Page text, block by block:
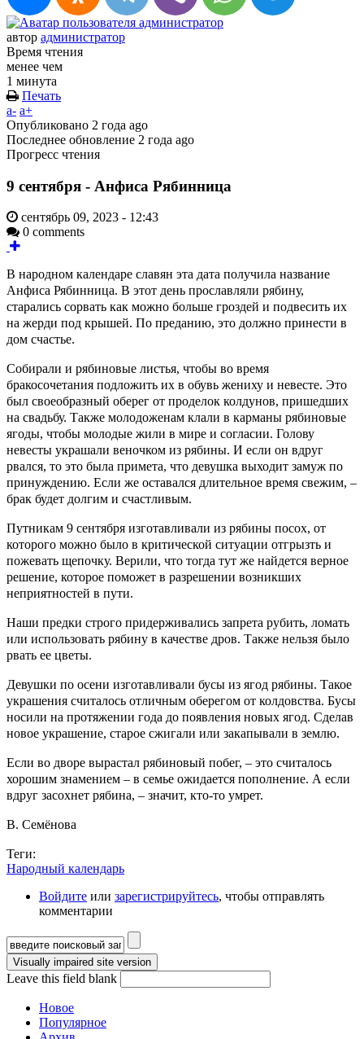
автор администратор
Время чтения
менее чем
1 минута
Печать
a- a+
Опубликовано 2 года ago
Последнее обновление 2 года ago
Прогресс чтения
9 сентября - Анфиса Рябинница
сентябрь 09, 2023 - 12:43
0 comments
В народном календаре славян эта дата получила название
Анфиса Рябинница. В этот день прославляли рябину,
старались сорвать как можно больше гроздей и подвесить их
на жерди под крышей. По преданию, это должно принести в
дом счастье.
Собирали и рябиновые листья, чтобы во время
бракосочетания подложить их в обувь жениху и невесте. Это
был своеобразный оберег от проделок колдунов, пришедших
на свадьбу. Также молодоженам клали в карманы рябиновые
ягоды, чтобы молодые жили в мире и согласии. Голову
невесты украшали веночком из рябины. И если он вдруг
рвался, то это была примета, что девушка выходит замуж по
принуждению. Если же оставался длительное время свежим, –
брак будет долгим и счастливым.
Путникам 9 сентября изготавливали из рябины посох, от
которого можно было в критической ситуации отгрызть и
пожевать щепочку. Верили, что тогда тут же найдется верное
решение, которое поможет в разрешении возникших
неприятностей в пути.
Наши предки строго придерживались запрета рубить, ломать
или использовать рябину в качестве дров. Также нельзя было
рвать ее цветы.
Девушки по осени изготавливали бусы из ягод рябины. Такое
украшения считалось отличным оберегом от колдовства. Бусы
носили на протяжении года до появления новых ягод. Сделав
новое украшение, старое сжигали или закапывали в землю.
Если во дворе вырастал рябиновый побег, – это считалось
хорошим знамением – в семье ожидается пополнение. А если
вдруг засохнет рябина, – значит, кто-то умрет.
В. Семёнова
Теги:
Народный календарь
Войдите или зарегистрируйтесь, чтобы отправлять
комментарии
Форма поиска
Leave this field blank
Новое
Популярное